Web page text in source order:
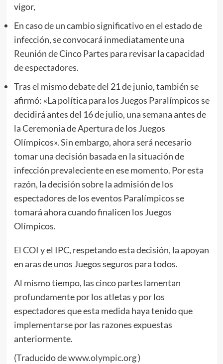
vigor,
En caso de un cambio significativo en el estado de
infección, se convocará inmediatamente una
Reunión de Cinco Partes para revisar la capacidad
de espectadores.
Tras el mismo debate del 21 de junio, también se
afirmó: «La política para los Juegos Paralímpicos se
decidirá antes del 16 de julio, una semana antes de
la Ceremonia de Apertura de los Juegos
Olímpicos». Sin embargo, ahora será necesario
tomar una decisión basada en la situación de
infección prevaleciente en ese momento. Por esta
razón, la decisión sobre la admisión de los
espectadores de los eventos Paralímpicos se
tomará ahora cuando finalicen los Juegos
Olímpicos.
El COI y el IPC, respetando esta decisión, la apoyan
en aras de unos Juegos seguros para todos.
Al mismo tiempo, las cinco partes lamentan
profundamente por los atletas y por los
espectadores que esta medida haya tenido que
implementarse por las razones expuestas
anteriormente.
(Traducido dewww.olympic.org)